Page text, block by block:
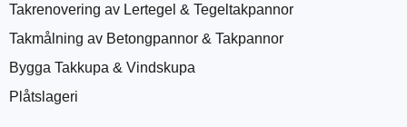
Takrenovering av Lertegel & Tegeltakpannor
Takmålning av Betongpannor & Takpannor
Bygga Takkupa & Vindskupa
Plåtslageri